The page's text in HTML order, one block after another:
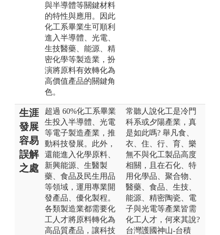
與半導體等關鍵材料
的特性與應用。因此
化工系畢業生可順利
進入半導體、光電、
生技醫藥、能源、精
密化學等製造業，扮
演將原料有效轉化為
高價值產品的關鍵角
色。
生涯
發展
容易
誤解
之處
超過 60%化工系畢業
生投入半導體、光電
等電子製造產業，推
動科技發展。此外，
還能進入化學原料、
新興能源、生醫製
藥、食品及民生用品
等領域，運用專業開
發產品、優化製程。
各類製造業都需要化
工人才將原料轉化為
高品質產品，讓科技
常聽人說化工是冷門
科系或夕陽產業，真
是如此嗎? 舉凡食、
衣、住、行、育、樂
無不與化工製品高度
相關，且在石化、特
用化學品、聚合物、
醫藥、食品、生技、
能源、精密陶瓷、電
子與光電等產業皆需
化工人才，何來其說?
台灣護國神山-台積